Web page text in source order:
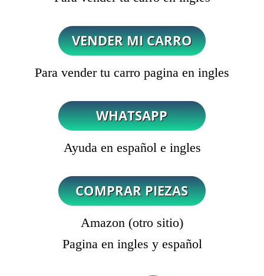
Para vender tu carro pagina en ingles
Ayuda en español e ingles
Amazon (otro sitio)
Pagina en ingles y español